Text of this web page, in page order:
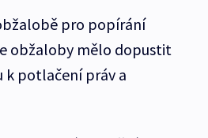
pro popírání
obžaloby mělo dopustit
k potlačení práv a